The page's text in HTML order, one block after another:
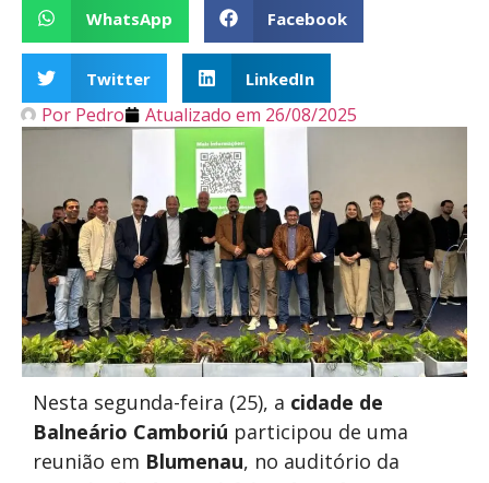
WhatsApp Facebook
Twitter LinkedIn
Por Pedro Atualizado em 26/08/2025
Nesta segunda-feira (25), a cidade de
Balneário Camboriú participou de uma
reunião em Blumenau, no auditório da